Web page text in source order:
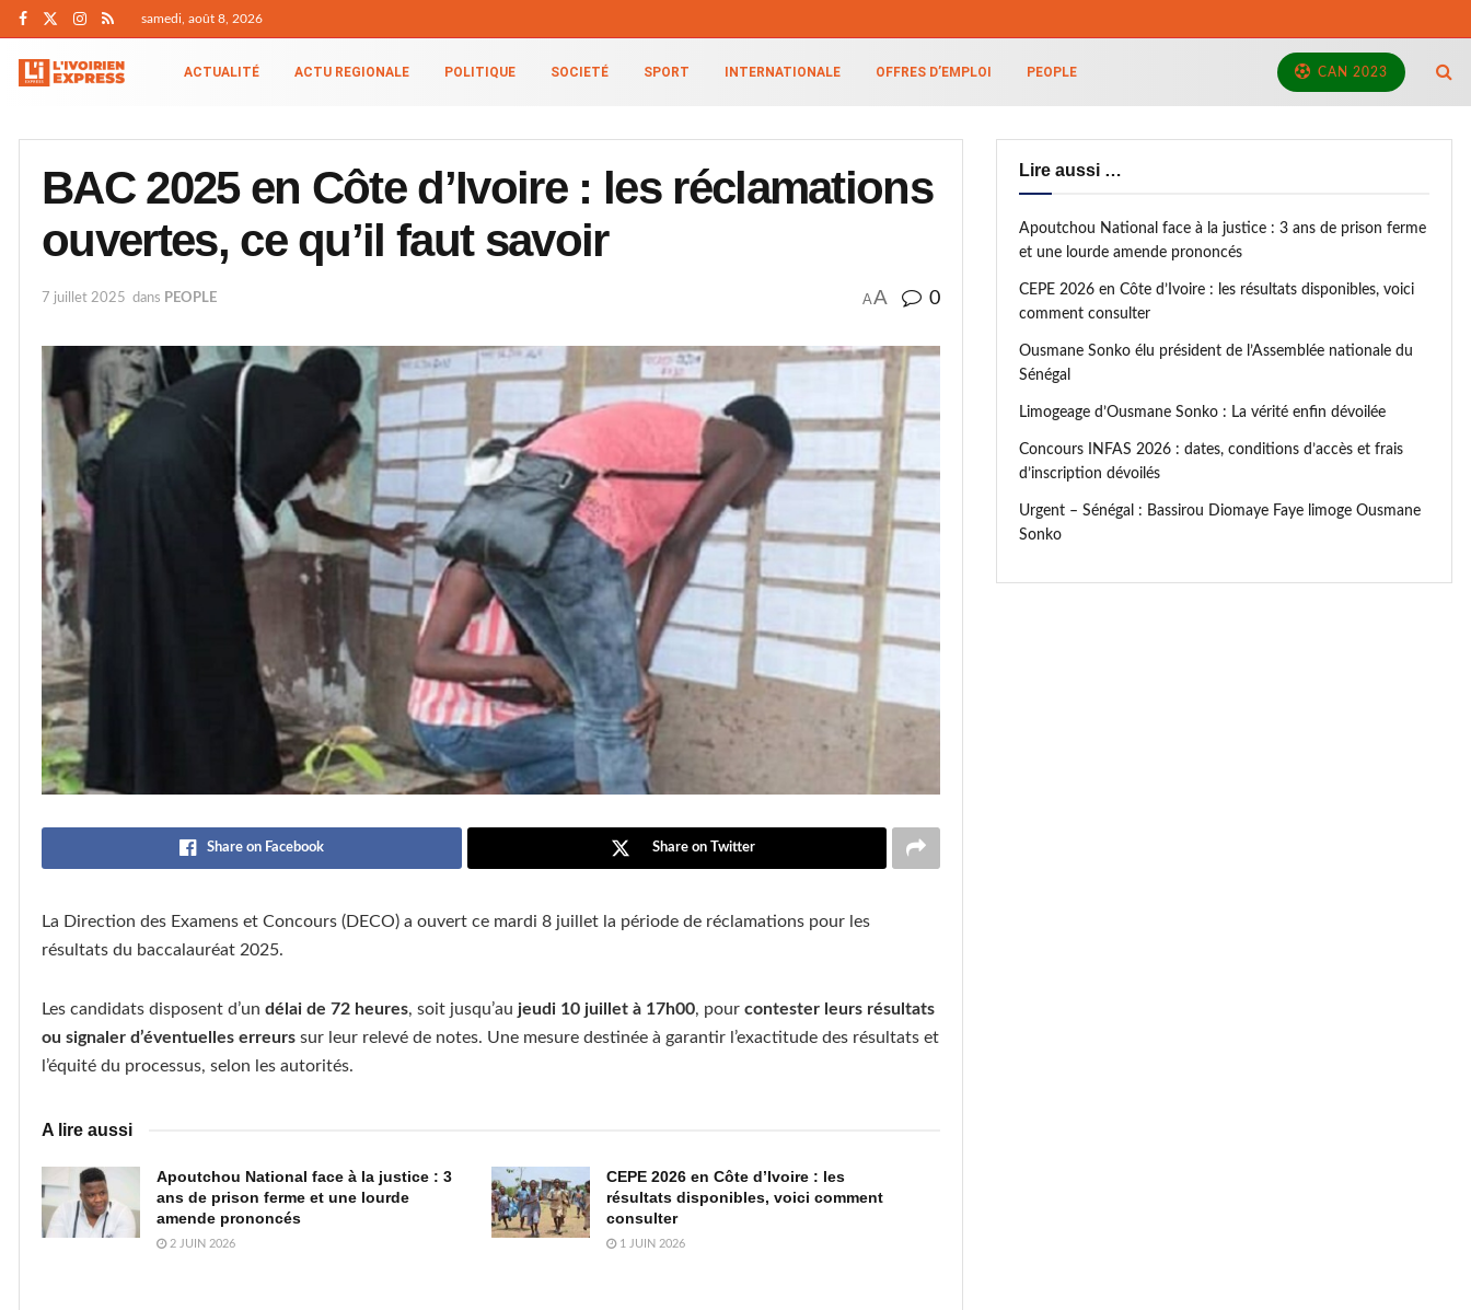
samedi, août 8, 2026
ACTUALITÉ ACTU REGIONALE POLITIQUE SOCIETÉ SPORT INTERNATIONALE OFFRES D’EMPLOI PEOPLE CAN 2023
BAC 2025 en Côte d’Ivoire : les réclamations
ouvertes, ce qu’il faut savoir
7 juillet 2025 dans PEOPLE AA 0
Share on Facebook Share on Twitter
La Direction des Examens et Concours (DECO) a ouvert ce mardi 8 juillet la période de réclamations pour les
résultats du baccalauréat 2025.
Les candidats disposent d’un délai de 72 heures, soit jusqu’au jeudi 10 juillet à 17h00, pour contester leurs résultats
ou signaler d’éventuelles erreurs sur leur relevé de notes. Une mesure destinée à garantir l’exactitude des résultats et
l’équité du processus, selon les autorités.
A lire aussi
Apoutchou National face à la justice : 3
ans de prison ferme et une lourde
amende prononcés
2 JUIN 2026
CEPE 2026 en Côte d’Ivoire : les
résultats disponibles, voici comment
consulter
1 JUIN 2026
Lire aussi …
Apoutchou National face à la justice : 3 ans de prison ferme
et une lourde amende prononcés
CEPE 2026 en Côte d’Ivoire : les résultats disponibles, voici
comment consulter
Ousmane Sonko élu président de l’Assemblée nationale du
Sénégal
Limogeage d’Ousmane Sonko : La vérité enfin dévoilée
Concours INFAS 2026 : dates, conditions d’accès et frais
d’inscription dévoilés
Urgent – Sénégal : Bassirou Diomaye Faye limoge Ousmane
Sonko